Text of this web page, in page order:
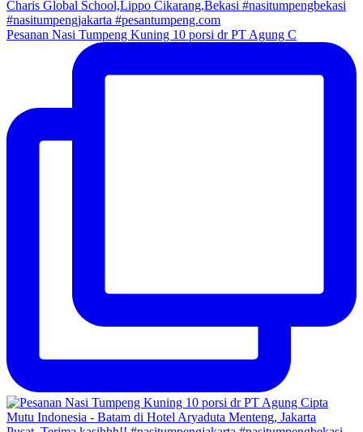
Pesanan Nasi Tumpeng Kuning 10 porsi dr PT Agung C